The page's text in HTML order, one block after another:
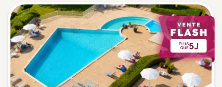
PLUS
QUE5J